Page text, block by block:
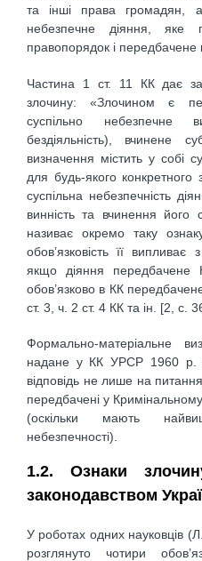
та інші права громадян,
небезпечне діяння, яке
правопорядок і
Частина 1 ст. 11 КК дає
злочину: «Злочином є
суспільно
бездіяльність), вчинене
визначення містить у собі
для будь-якого
суспільна небезпечність
винність та вчинення його
називає окремо таку
обов’язковість її
якщо діяння
обов’язково в КК
ст. 3, ч. 2 ст. 4 КК та ін. [2, с.
Формально-матеріальне
надане у КК УРСР 1960 р.
відповідь не лише на
передбачені у
(оскільки мають
небезпечності).
1.2. Ознаки
законодавством
У роботах одних науковців
розглянуто чотири